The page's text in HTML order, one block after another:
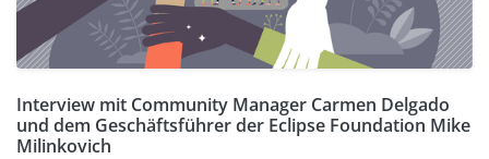
Interview mit Community Manager Carmen Delgado
und dem Geschäftsführer der Eclipse Foundation Mike
Milinkovich